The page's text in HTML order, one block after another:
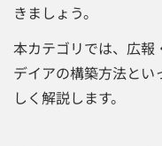
きましょう。
本カテゴリでは、広報
デイアの構築方法と
しく解説します。